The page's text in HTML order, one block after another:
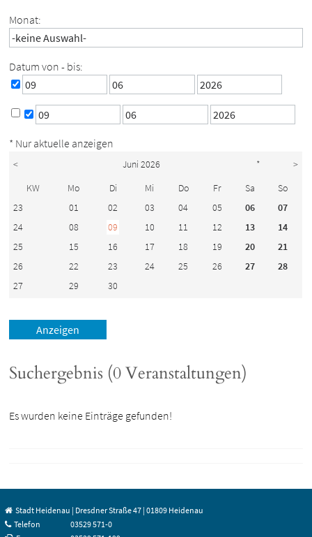
Monat:
Datum von - bis:
* Nur aktuelle anzeigen
< Juni 2026 *
>
KW
Mo Di Mi Do Fr Sa
So
23
01 02 03 04 05 06
07
24
08 09 10 11 12 13
14
25
15 16 17 18 19 20
21
26
22 23 24 25 26 27
28
27
29 30
Suchergebnis (0 Veranstaltungen)
Es wurden keine Einträge gefunden!
Stadt Heidenau | Dresdner Straße 47 | 01809 Heidenau
Telefon
03529 571-0